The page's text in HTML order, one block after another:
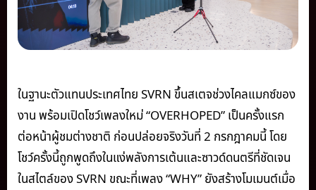
ในฐานะตัวแทนประเทศไทย SVRN ขึ้นสเตจช่วงไคลแมกซ์ของ
งาน พร้อมเปิดโชว์เพลงใหม่ “OVERHOPED” เป็นครั้งแรก
ต่อหน้าผู้ชมต่างชาติ ก่อนปล่อยจริงวันที่ 2 กรกฎาคมนี้ โดย
โชว์ครั้งนี้ถูกพูดถึงในแง่พลังการเต้นและซาวด์ดนตรีที่ชัดเจน
ในสไตล์ของ SVRN ขณะที่เพลง “WHY” ยังสร้างโมเมนต์เมื่อ